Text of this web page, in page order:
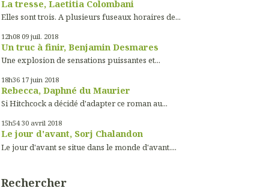
La tresse, Laetitia Colombani
Elles sont trois. A plusieurs fuseaux horaires de...
12h08 09 juil. 2018
Un truc à finir, Benjamin Desmares
Une explosion de sensations puissantes et...
18h36 17 juin 2018
Rebecca, Daphné du Maurier
Si Hitchcock a décidé d'adapter ce roman au...
15h54 30 avril 2018
Le jour d'avant, Sorj Chalandon
Le jour d'avant se situe dans le monde d'avant....
Rechercher